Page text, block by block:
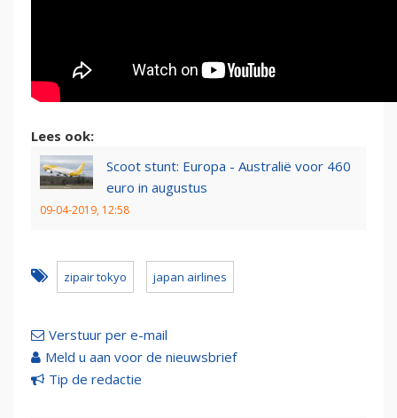
Lees ook:
Scoot stunt: Europa - Australië voor 460
euro in augustus
09-04-2019, 12:58
zipair tokyo japan airlines
Verstuur per e-mail
Meld u aan voor de nieuwsbrief
Tip de redactie